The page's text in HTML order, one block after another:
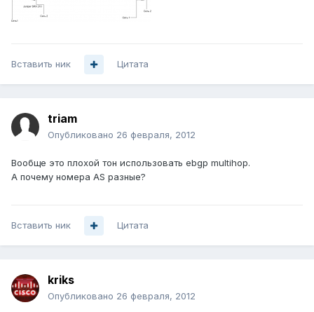
Вставить ник Цитата
triam
Опубликовано 26 февраля, 2012
Вообще это плохой тон использовать ebgp multihop.
А почему номера AS разные?
Вставить ник Цитата
kriks
Опубликовано 26 февраля, 2012